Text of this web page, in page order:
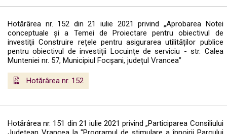
Hotărârea nr. 152 din 21 iulie 2021 privind „Aprobarea Notei
conceptuale și a Temei de Proiectare pentru obiectivul de
investiţii Construire rețele pentru asigurarea utilităților publice
pentru obiectivul de investiții Locuinţe de serviciu - str. Calea
Munteniei nr. 57, Municipiul Focșani, județul Vrancea”
Hotărârea nr. 152
Hotărârea nr. 151 din 21 iulie 2021 privind „Participarea Consiliului